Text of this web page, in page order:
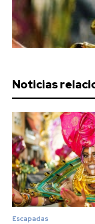
Noticias
Escapadas